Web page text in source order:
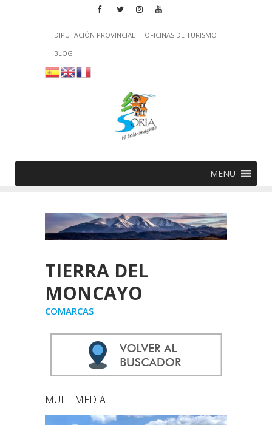
DIPUTACIÓN PROVINCIAL
OFICINAS DE TURISMO
BLOG
MENU
TIERRA DEL
MONCAYO
COMARCAS
MULTIMEDIA